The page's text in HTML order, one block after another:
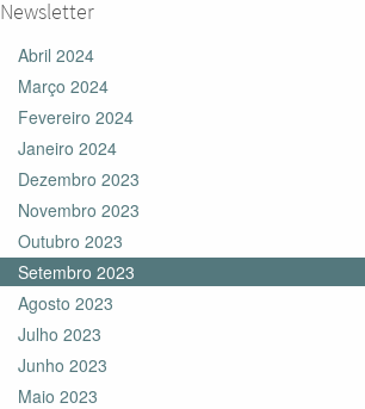
Newsletter
Abril 2024
Março 2024
Fevereiro 2024
Janeiro 2024
Dezembro 2023
Novembro 2023
Outubro 2023
Setembro 2023
Agosto 2023
Julho 2023
Junho 2023
Maio 2023